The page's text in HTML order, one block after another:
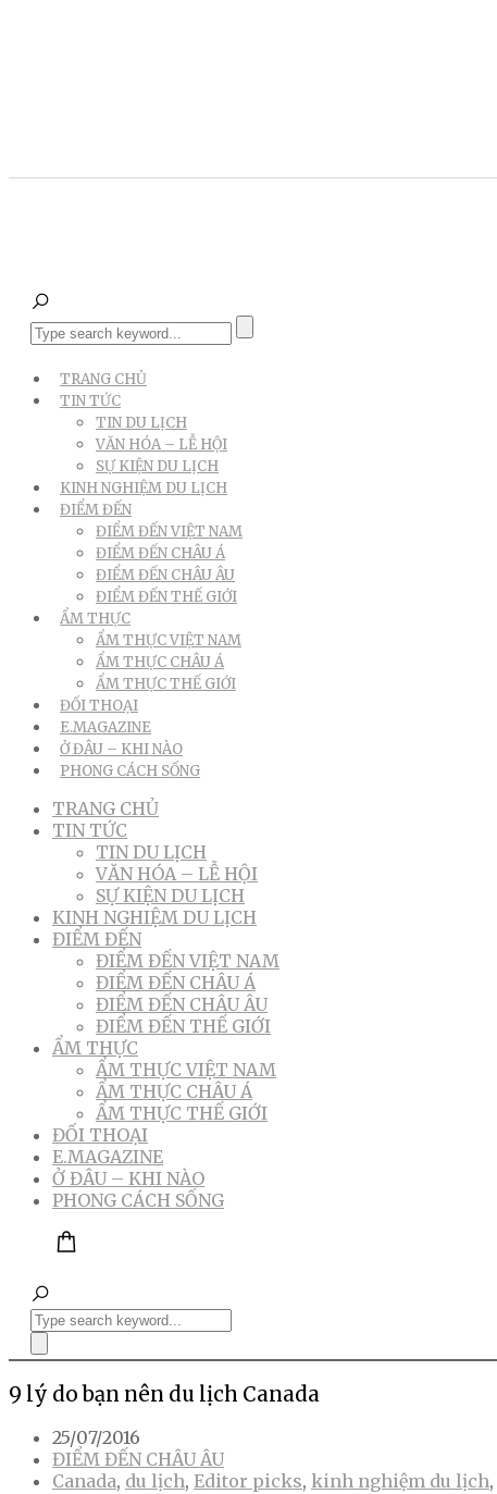
TRANG CHỦ
TIN TỨC
TIN DU LỊCH
VĂN HÓA – LỄ HỘI
SỰ KIỆN DU LỊCH
KINH NGHIỆM DU LỊCH
ĐIỂM ĐẾN
ĐIỂM ĐẾN VIỆT NAM
ĐIỂM ĐẾN CHÂU Á
ĐIỂM ĐẾN CHÂU ÂU
ĐIỂM ĐẾN THẾ GIỚI
ẨM THỰC
ẨM THỰC VIỆT NAM
ẨM THỰC CHÂU Á
ẨM THỰC THẾ GIỚI
ĐỐI THOẠI
E.MAGAZINE
Ở ĐÂU – KHI NÀO
PHONG CÁCH SỐNG
TRANG CHỦ
TIN TỨC
TIN DU LỊCH
VĂN HÓA – LỄ HỘI
SỰ KIỆN DU LỊCH
KINH NGHIỆM DU LỊCH
ĐIỂM ĐẾN
ĐIỂM ĐẾN VIỆT NAM
ĐIỂM ĐẾN CHÂU Á
ĐIỂM ĐẾN CHÂU ÂU
ĐIỂM ĐẾN THẾ GIỚI
ẨM THỰC
ẨM THỰC VIỆT NAM
ẨM THỰC CHÂU Á
ẨM THỰC THẾ GIỚI
ĐỐI THOẠI
E.MAGAZINE
Ở ĐÂU – KHI NÀO
PHONG CÁCH SỐNG
9 lý do bạn nên du lịch Canada
25/07/2016
ĐIỂM ĐẾN CHÂU ÂU
Canada, du lịch, Editor picks, kinh nghiệm du lịch,